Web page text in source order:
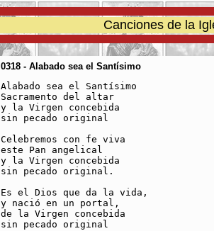
Canciones de la
0318 - Alabado sea el Santísimo
Alabado sea el Santísimo
Sacramento del altar
y la Virgen concebida
sin pecado original
Celebremos con fe viva
este Pan angelical
y la Virgen concebida
sin pecado original.
Es el Dios que da la vida,
y nació en un portal,
de la Virgen concebida
sin pecado original